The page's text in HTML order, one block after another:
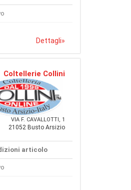
Dettagli»
Coltellerie Collini
VIA F. CAVALLOTTI, 1
21052 Busto Arsizio
articolo